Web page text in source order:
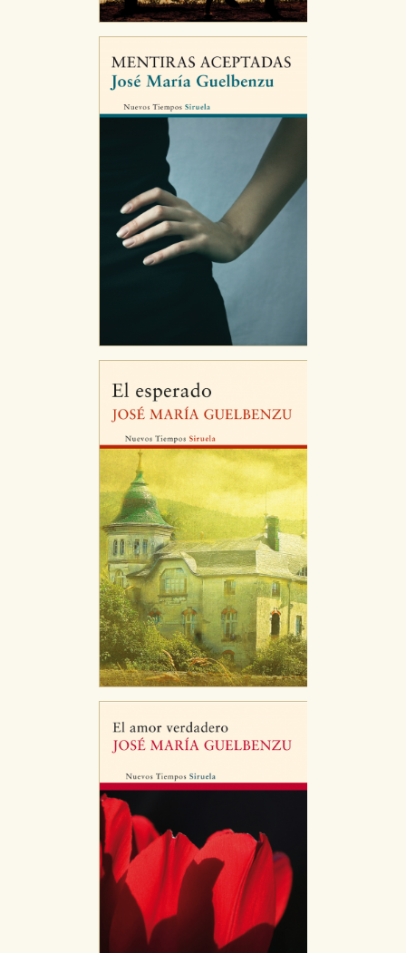
navegador, pero en ese caso es posible que algunas
áreas de nuestra web dejen de funcionar
correctamente.
Cookies de rendimiento y analíticas
Estas cookies se utilizan para mejorar su experiencia
nuestro sitio web. Almacenan configuraciones de
servicios para que no tenga que reconfigurarlos cada
vez que nos visita. La información es agregada y, por lo
Cookies de publicidad y redes sociales
Estas cookies son gestionadas por nuestros socios
publicitarios y se utilizan para mostrar publicidad
relevante para sus intereses en otros sitios. No
almacenan directamente información personal sino
que se basan en la identificación única de su
navegador y dispositivo de internet.
GUARDAR CONFIGURACIÓN
Puede consultar nuestrapolítica de cookies